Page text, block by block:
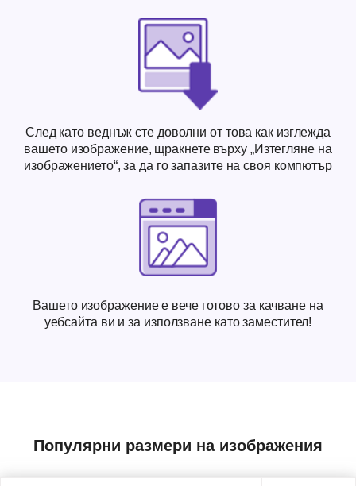
След като веднъж сте доволни от това как изглежда
вашето изображение, щракнете върху „Изтегляне на
изображението“, за да го запазите на своя компютър
Вашето изображение е вече готово за качване на
уебсайта ви и за използване като заместител!
Популярни размери на изображения